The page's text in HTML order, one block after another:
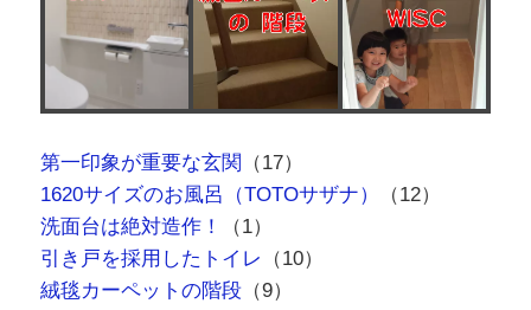
第一印象が重要な玄関 （17）
1620サイズのお風呂（TOTOサザナ）
（12）
洗面台は絶対造作！
（1）
引き戸を採用したトイレ （10）
絨毯カーペットの階段（9）